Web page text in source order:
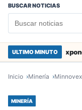
BUSCAR NOTICIAS
ULTIMO MINUTO Murió tacneña
Inicio Minería
MINERÍA